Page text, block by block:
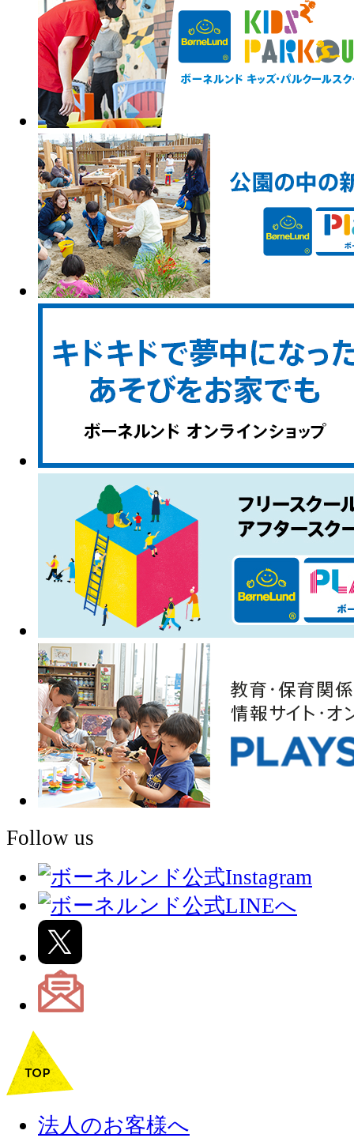
Follow us
法人のお客様へ